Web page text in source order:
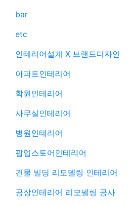
bar
etc
인테리어설계 X 브랜드디자인
아파트인테리어
학원인테리어
사무실인테리어
병원인테리어
팝업스토어인테리어
건물 빌딩 리모델링 인테리어
공장인테리어 리모델링 공사